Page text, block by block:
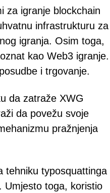
za igranje blockchain
infrastrukturu za
igranja. Osim toga,
kao Web3 igranje.
i trgovanje.
da zatraže XWG
da povežu svoje
pražnjenja
tehniku typosquattinga
Umjesto toga, koristio